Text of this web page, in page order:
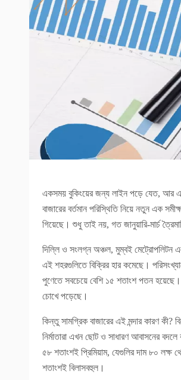
একসময় বুকিংয়ের জন্য লাইন পড়ে যেত, আর
বাজারের বর্তমান পরিস্থিতি নিয়ে নতুন এক
গিয়েছে। শুধু তাই নয়, গত জানুয়ারি-মার্চ
দিল্লি ও সংলগ্ন অঞ্চল, মুম্বই মেট্রোপলিটন
এই শহরগুলিতে বিক্রির হার কমেছে।
পুণেতে সবচেয়ে বেশি ১৫ শতাংশ পতন হয়েছে।
চোখে পড়েছে।
কিন্তু সামগ্রিক বাজারের এই মন্দার কারণ কী?
নির্মাতারা এখন ছোট ও সাধারণ আবাসনের
৫৮ শতাংশই প্রিমিয়াম, যেগুলির দাম ৮০ লক্ষ
শতাংশই বিলাসবহুল।